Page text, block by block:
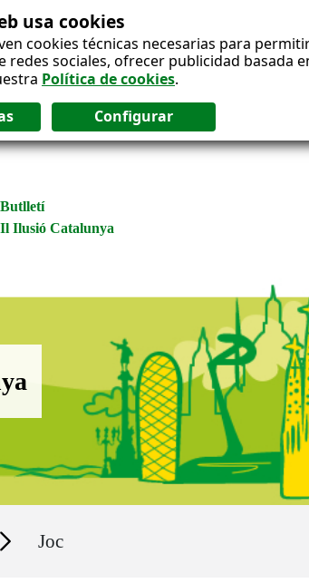
usa cookies
cookies técnicas necesarias para
redes sociales, ofrecer publicidad basada
Política de cookies.
Butlletí
Il Ilusió Catalunya
Joc